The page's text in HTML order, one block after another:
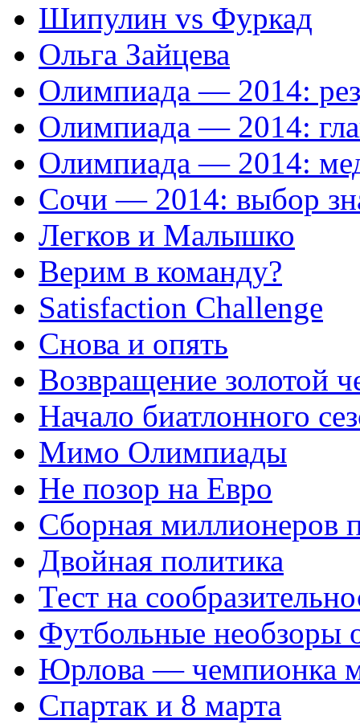
Шипулин vs Фуркад
Ольга Зайцева
Олимпиада — 2014:
Олимпиада — 2014:
Олимпиада — 2014:
Сочи — 2014: выбор
Легков и Малышко
Верим в команду?
Satisfaction Сhallenge
Снова и опять
Возвращение золотой
Начало биатлонного
Мимо Олимпиады
Не позор на Евро
Сборная миллионеров
Двойная политика
Тест на
Футбольные необзоры
Юрлова — чемпионка
Спартак и 8 марта